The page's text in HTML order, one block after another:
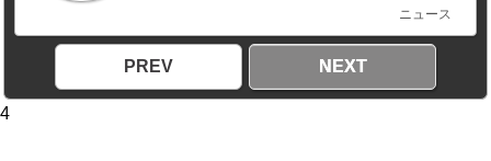
ニュース
PREV NEXT
4